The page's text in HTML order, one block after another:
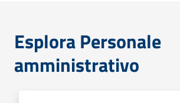
Esplora Personale
amministrativo